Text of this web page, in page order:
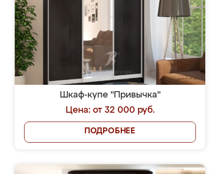
Шкаф-купе "Привычка"
Цена: от 32 000 руб.
ПОДРОБНЕЕ